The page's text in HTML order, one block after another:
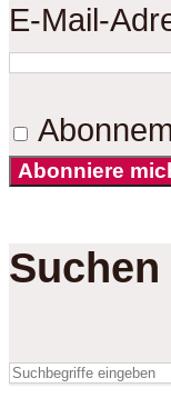
E-Mail-
Abonniere
Suchen